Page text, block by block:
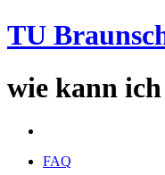
TU
wie kann
FAQ